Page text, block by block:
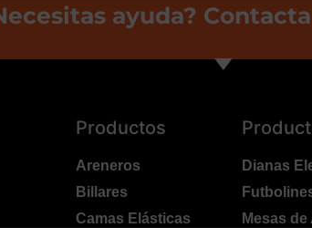
ayuda?
Productos
Areneros
Billares
Camas Elásticas
Dianas
Mesas de